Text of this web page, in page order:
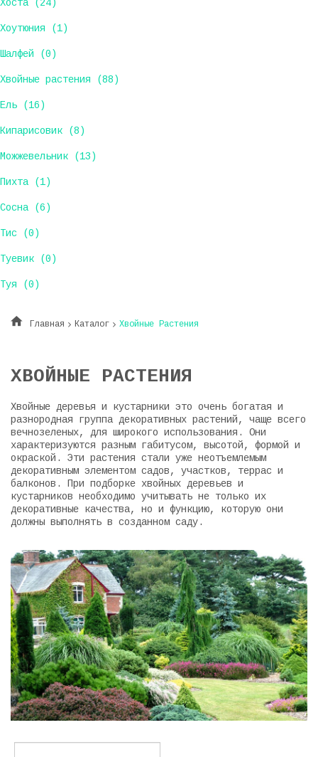
Хоста (24)
Хоутюния (1)
Шалфей (0)
Хвойные растения (88)
Ель (16)
Кипарисовик (8)
Можжевельник (13)
Пихта (1)
Сосна (6)
Тис (0)
Туевик (0)
Туя (0)
Главная Каталог Хвойные Растения
ХВОЙНЫЕ РАСТЕНИЯ
Хвойные деревья и кустарники это очень богатая и
разнородная группа декоративных растений, чаще всего
вечнозеленых, для широкого использования. Они
характеризуются разным габитусом, высотой, формой и
окраской. Эти растения стали уже неотъемлемым
декоративным элементом садов, участков, террас и
балконов. При подборке хвойных деревьев и
кустарников необходимо учитывать не только их
декоративные качества, но и функцию, которую они
должны выполнять в созданном саду.